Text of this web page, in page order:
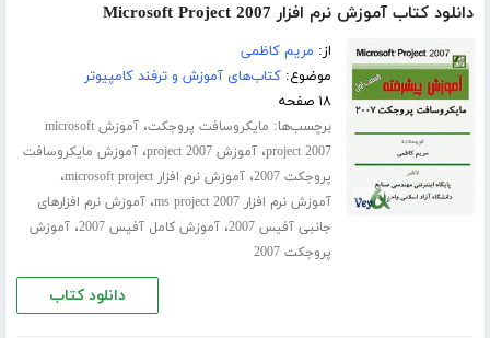
دانلود کتاب آموزش نرم افزار Microsoft Project 2007
از: مریم کاظمی
موضوع:کتاب‌های آموزش و ترفند کامپیوتر
۱۸ صفحه
برچسب‌ها: مایکروسافت پروجکت،
آموزش microsoft
project 2007،آموزش project 2007 ،آموزش مایکروسافت
پروجکت 2007
،آموزش نرم افزار microsoft project ،
آموزش نرم افزار ms project 2007 ،آموزش نرم افزارهای
جانبی آفیس 2007
،آموزش کامل آفیس 2007 ،آموزش
پروجکت 2007
دانلود کتاب